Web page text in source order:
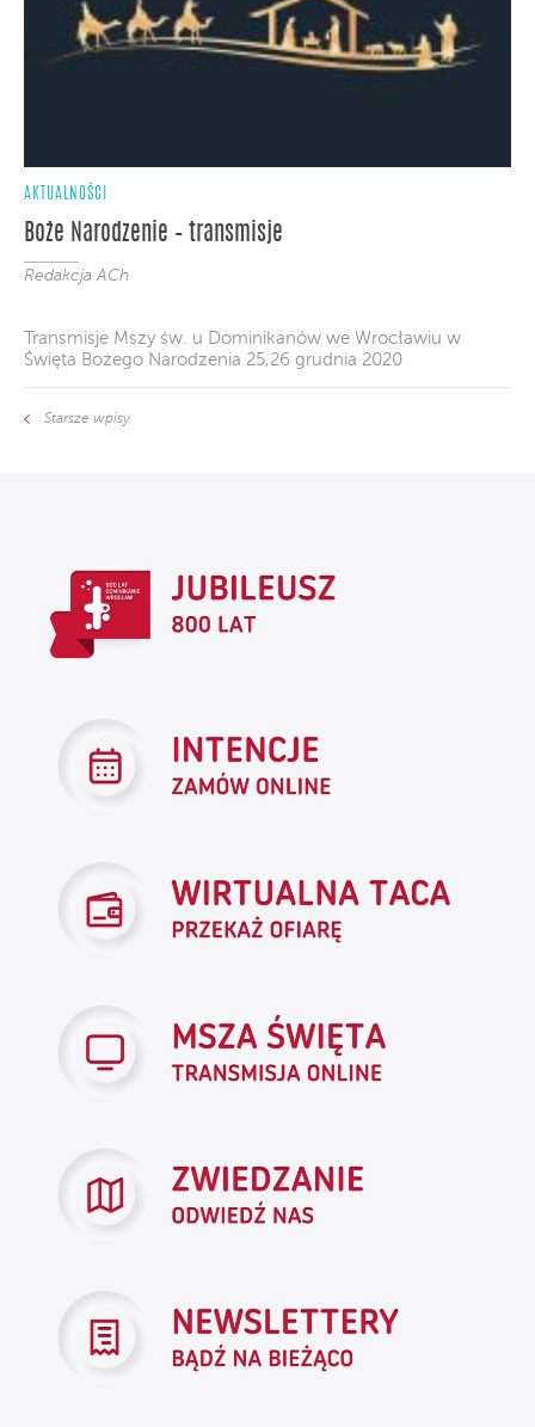
AKTUALNOŚCI
Boże Narodzenie – transmisje
Redakcja ACh
Transmisje Mszy św. u Dominikanów we Wrocławiu w
Święta Bożego Narodzenia 25,26 grudnia 2020
Starsze wpisy